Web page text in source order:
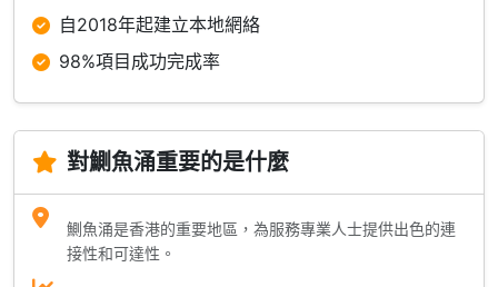
自2018年起建立本地網絡
98%項目成功完成率
對鰂魚涌重要的是什麼
鰂魚涌是香港的重要地區，為服務專業人士提供出色的連
接性和可達性。